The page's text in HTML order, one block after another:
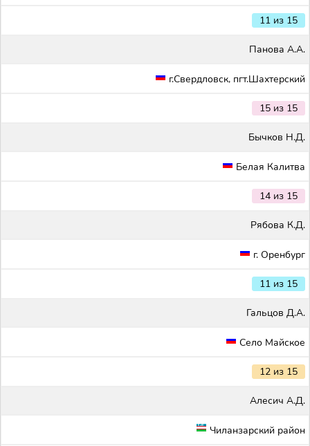
11 из 15
Панова А.А.
г.Свердловск, пгт.Шахтерский
15 из 15
Бычков Н.Д.
Белая Калитва
14 из 15
Рябова К.Д.
г. Оренбург
11 из 15
Гальцов Д.А.
Село Майское
12 из 15
Алесич А.Д.
Чиланзарский район